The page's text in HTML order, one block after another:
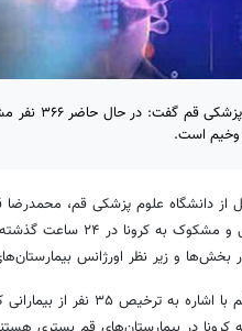
قم - رئیس
درمانی قم با تشخیص
رئیس دانشگاه علوم پزشکی